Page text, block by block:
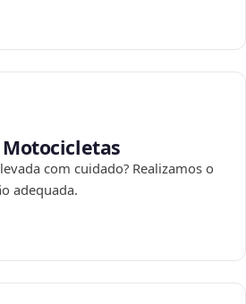
com cuidado? Realizamos o
adequada.